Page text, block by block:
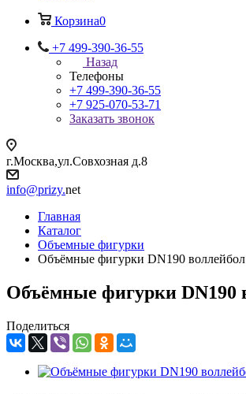
Корзина0
+7 499-390-36-55
Назад
Телефоны
+7 499-390-36-55
+7 925-070-53-71
Заказать звонок
г.Москва,ул.Совхозная д.8
info@prizy.net
Главная
Каталог
Объемные фигурки
Объёмные фигурки DN190 воллейбол
Объёмные фигурки DN190
Поделиться